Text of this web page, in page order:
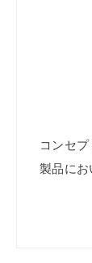
コンセプ
製品にお